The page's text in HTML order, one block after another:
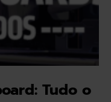
Tudo o